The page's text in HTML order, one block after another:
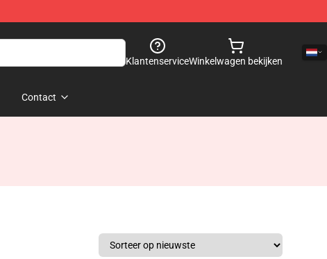
KlantenserviceWinkelwagen bekijken
Contact